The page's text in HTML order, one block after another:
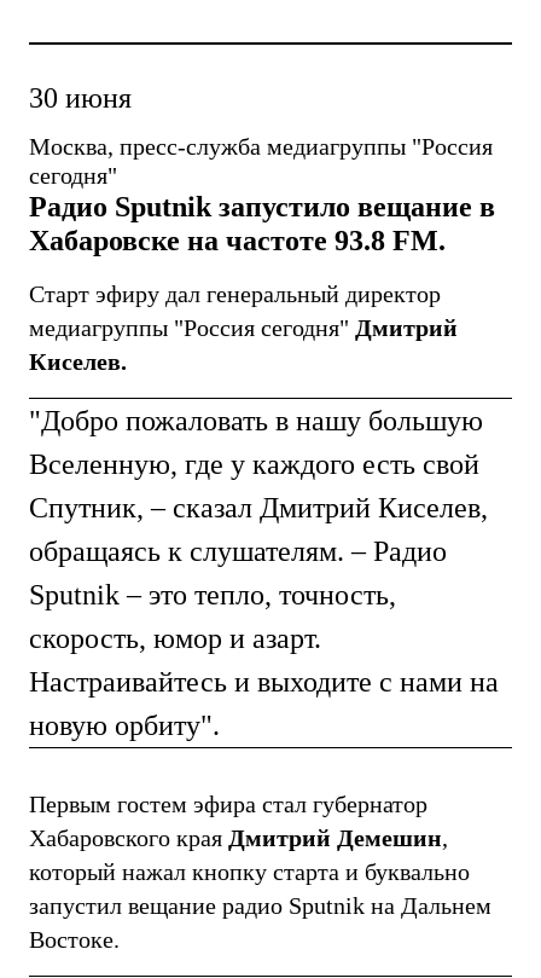
30 июня
Москва, пресс-служба медиагруппы "Россия
сегодня"
Радио Sputnik запустило вещание в
Хабаровске на частоте 93.8 FM.
Старт эфиру дал генеральный директор
медиагруппы "Россия сегодня" Дмитрий
Киселев.
"Добро пожаловать в нашу большую
Вселенную, где у каждого есть свой
Спутник, – сказал Дмитрий Киселев,
обращаясь к слушателям. – Радио
Sputnik – это тепло, точность,
скорость, юмор и азарт.
Настраивайтесь и выходите с нами на
новую орбиту".
Первым гостем эфира стал губернатор
Хабаровского края Дмитрий Демешин,
который нажал кнопку старта и буквально
запустил вещание радио Sputnik на Дальнем
Востоке.